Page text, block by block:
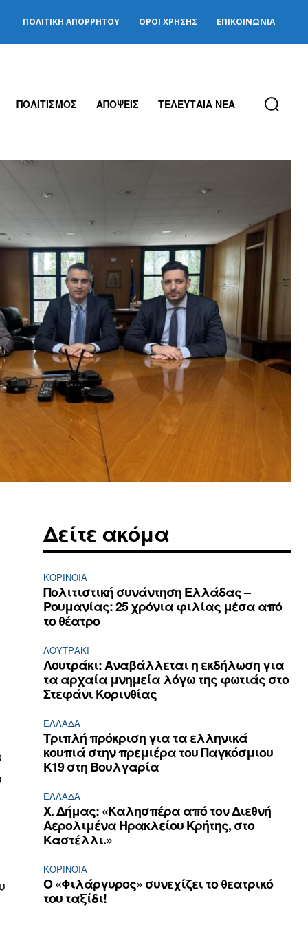
ΠΟΛΙΤΙΚΉ ΑΠΟΡΡΉΤΟΥ ΌΡΟΙ ΧΡΉΣΗΣ ΕΠΙΚΟΙΝΩΝΊΑ
ΠΟΛΙΤΙΣΜΟΣ ΑΠΟΨΕΙΣ ΤΕΛΕΥΤΑΙΑ ΝΕΑ
Δείτε ακόμα
ΚΟΡΙΝΘΊΑ
Πολιτιστική συνάντηση Ελλάδας –
Ρουμανίας: 25 χρόνια φιλίας μέσα από
το θέατρο
ΛΟΥΤΡΆΚΙ
Λουτράκι: Αναβάλλεται η εκδήλωση για
τα αρχαία μνημεία λόγω της φωτιάς στο
Στεφάνι Κορινθίας
ΕΛΛΆΔΑ
Τριπλή πρόκριση για τα ελληνικά
κουπιά στην πρεμιέρα του Παγκόσμιου
Κ19 στη Βουλγαρία
ΕΛΛΆΔΑ
Χ. Δήμας: «Καλησπέρα από τον Διεθνή
Αερολιμένα Ηρακλείου Κρήτης, στο
Καστέλλι.»
ΚΟΡΙΝΘΊΑ
Ο «Φιλάργυρος» συνεχίζει το θεατρικό
του ταξίδι!